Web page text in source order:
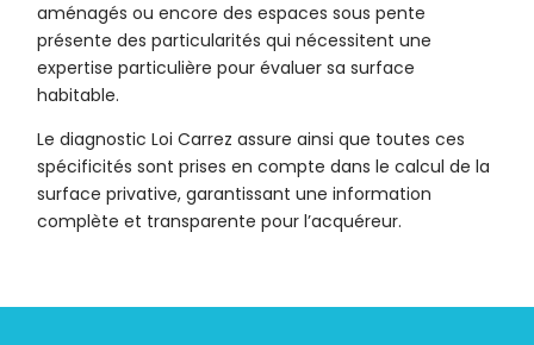
aménagés ou encore des espaces sous pente
présente des particularités qui nécessitent une
expertise particulière pour évaluer sa surface
habitable.
Le diagnostic Loi Carrez assure ainsi que toutes ces
spécificités sont prises en compte dans le calcul de la
surface privative, garantissant une information
complète et transparente pour l’acquéreur.